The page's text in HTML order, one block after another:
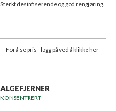
Sterkt desinfiserende og god rengjøring.
For å se pris - logg på ved å klikke her
ALGEFJERNER
KONSENTRERT